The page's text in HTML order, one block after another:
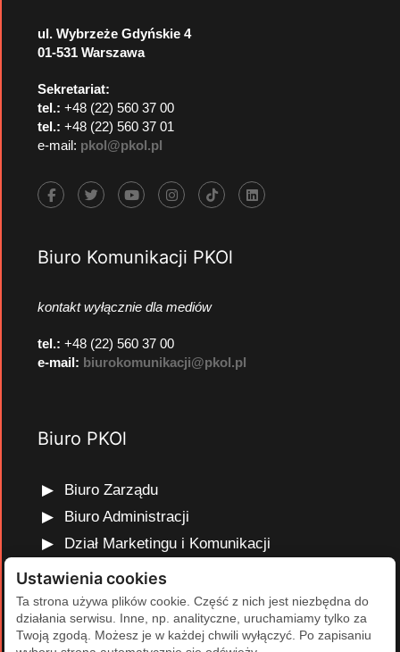
ul. Wybrzeże Gdyńskie 4
01-531 Warszawa
Sekretariat:
tel.: +48 (22) 560 37 00
tel.: +48 (22) 560 37 01
e-mail: pkol@pkol.pl
Biuro Komunikacji PKOl
kontakt wyłącznie dla mediów
tel.: +48 (22) 560 37 00
e-mail: biurokomunikacji@pkol.pl
Biuro PKOl
Biuro Zarządu
Biuro Administracji
Dział Marketingu i Komunikacji
Dział Edukacji Olimpijskiej
Dział Finansów i Kadr
Dział Projektów Olimpijskich
Ustawienia cookies
Ta strona używa plików cookie. Część z nich jest niezbędna do
działania serwisu. Inne, np. analityczne, uruchamiamy tylko za
Twoją zgodą. Możesz je w każdej chwili wyłączyć. Po zapisaniu